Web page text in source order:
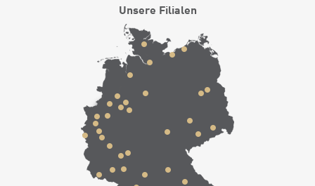
Unsere Filialen